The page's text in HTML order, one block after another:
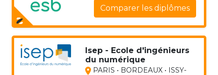
Comparer les diplômes
Isep - Ecole d'ingénieurs
du numérique
PARIS • BORDEAUX • ISSY-